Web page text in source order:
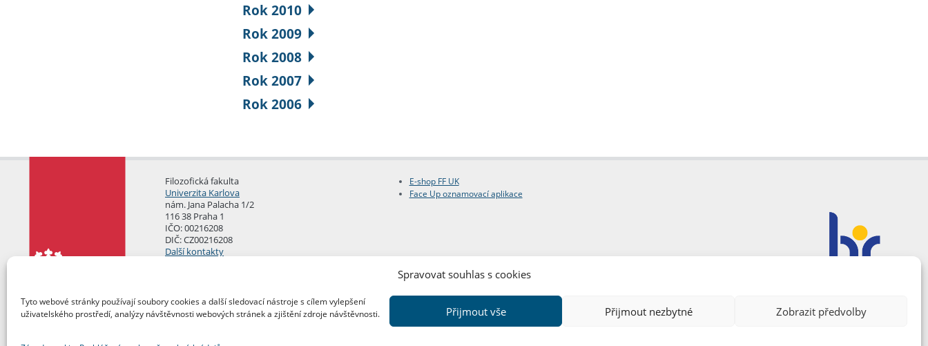
Spravovat souhlas s cookies
Tyto webové stránky používají soubory cookies a další sledovací nástroje s cílem vylepšení
uživatelského prostředí, analýzy návštěvnosti webových stránek a zjištění zdroje návštěvnosti.
Přijmout vše Přijmout nezbytné Zobrazit předvolby
Rok 2010
Rok 2009
Rok 2008
Rok 2007
Rok 2006
Filozofická fakulta
Univerzita Karlova
nám. Jana Palacha 1/2
116 38 Praha 1
IČO: 00216208
DIČ: CZ00216208
Další kontakty
E-shop FF UK
Face Up oznamovací aplikace